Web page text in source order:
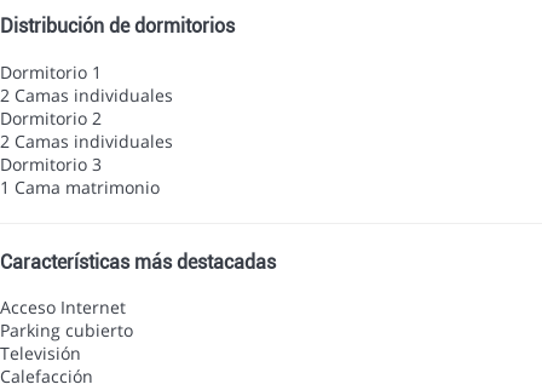
Distribución de dormitorios
Dormitorio 1
2 Camas individuales
Dormitorio 2
2 Camas individuales
Dormitorio 3
1 Cama matrimonio
Características más destacadas
Acceso Internet
Parking cubierto
Televisión
Calefacción